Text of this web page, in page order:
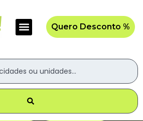
Quero Desconto %